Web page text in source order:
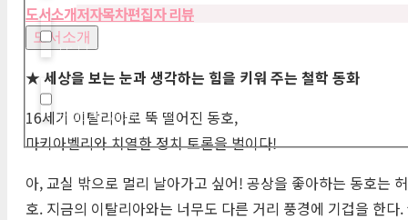
Hidden label
Hidden label
도서소개저자목차편집자 리뷰
도서소개
★ 세상을 보는 눈과 생각하는 힘을 키워 주는 철학 동화
16세기 이탈리아로 뚝 떨어진 동호,
마키아벨리와 치열한 정치 토론을 벌이다!
아, 교실 밖으로 멀리 날아가고 싶어! 공상을 좋아하는 동호는
호. 지금의 이탈리아와는 너무도 다른 거리 풍경에 기겁을 한